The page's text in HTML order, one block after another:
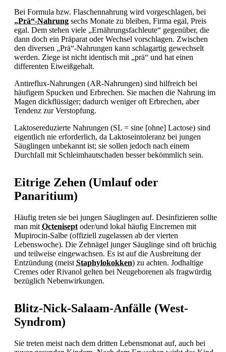
Bei Formula bzw. Flaschennahrung wird vorgeschlagen, bei
„Prä“-Nahrung sechs Monate zu bleiben, Firma egal, Preis
egal. Dem stehen viele „Ernährungsfachleute“ gegenüber, die
dann doch ein Präparat oder Wechsel vorschlagen. Zwischen
den diversen „Prä“-Nahrungen kann schlagartig gewechselt
werden. Ziege ist nicht identisch mit „prä“ und hat einen
differenten Eiweißgehalt.
Antireflux-Nahrungen (AR-Nahrungen) sind hilfreich bei
häufigem Spucken und Erbrechen. Sie machen die Nahrung im
Magen dickflüssiger; dadurch weniger oftErbrechen, aber
Tendenz zurVerstopfung.
Laktosereduzierte Nahrungen (SL = sine [ohne] Lactose) sind
eigentlich nie erforderlich, da Laktoseintoleranz bei jungen
Säuglingen unbekannt ist; sie sollen jedoch nach einem
Durchfall mit Schleimhautschaden besser bekömmlich sein.
Eitrige Zehen (Umlauf oder
Panaritium)
Häufig treten sie bei jungen Säuglingen auf. Desinfizieren sollte
man mit Octenisept oder/und lokal häufig Eincremen mit
Mupirocin-Salbe (offiziell zugelassen ab der vierten
Lebenswoche). Die Zehnägel junger Säuglinge sind oft brüchig
und teilweise eingewachsen. Es ist auf die Ausbreitung der
Entzündung (meist Staphylokokken) zu achten. Jodhaltige
Cremes oder Rivanol gelten bei Neugeborenen als fragwürdig
bezüglich Nebenwirkungen.
Blitz-Nick-Salaam-Anfälle (West-
Syndrom)
Sie treten meist nach dem dritten Lebensmonat auf, auch bei